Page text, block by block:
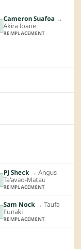
Cameron Suafoa →︎
Akira Ioane
REMPLACEMENT
PJ Sheck →︎ Angus
Ta'avao-Matau
REMPLACEMENT
Sam Nock →︎ Taufa
Funaki
REMPLACEMENT